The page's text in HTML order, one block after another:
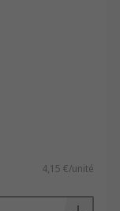
4,15 €/unité